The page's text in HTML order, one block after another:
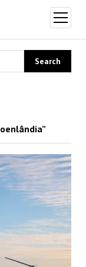
open
menu